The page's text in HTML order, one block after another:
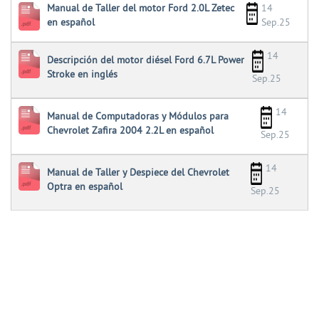
Manual de Taller del motor Ford 2.0L Zetec
en español
14
Sep.25
Descripción del motor diésel Ford 6.7L Power
Stroke en inglés
14
Sep.25
Manual de Computadoras y Módulos para
Chevrolet Zafira 2004 2.2L en español
14
Sep.25
Manual de Taller y Despiece del Chevrolet
Optra en español
14
Sep.25